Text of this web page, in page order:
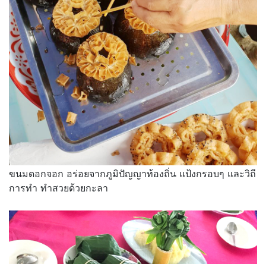
ขนมดอกจอก อร่อยจากภูมิปัญญาท้องถิ่น แป้งกรอบๆ และวิถี
การทำ ทำสวยด้วยกะลา